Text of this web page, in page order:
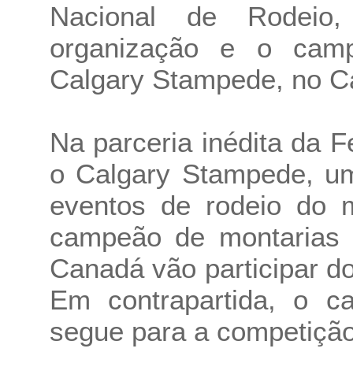
Nacional de
organização e o
Calgary Stampede, no
Na parceria inédita da
o Calgary Stampede,
eventos de rodeio do
campeão de
Canadá vão participar
Em contrapartida, o
segue para a